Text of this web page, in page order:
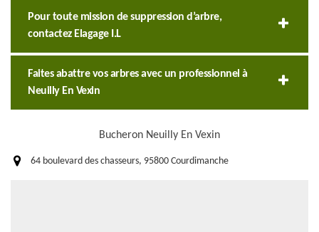
Pour toute mission de suppression d’arbre,
contactez Elagage I.L
Faites abattre vos arbres avec un professionnel à
Neuilly En Vexin
Bucheron Neuilly En Vexin
64 boulevard des chasseurs, 95800 Courdimanche